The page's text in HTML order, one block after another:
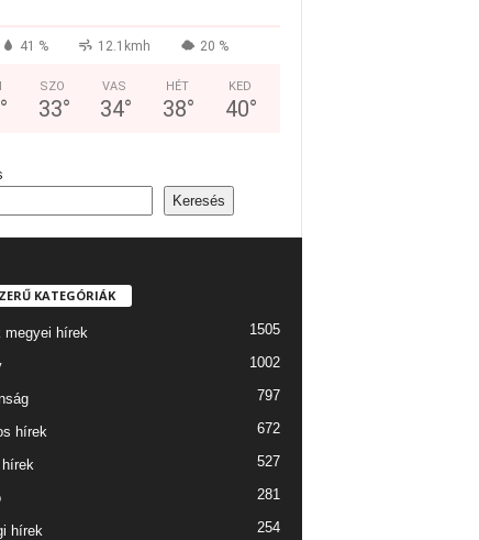
41 % 12.1kmh 20 %
°
SZO
33°
VAS
34°
HÉT
38°
KED
40°
Keresés
KATEGÓRIÁK
megyei hírek 1505
1002
797
hírek 672
527
281
hírek 254